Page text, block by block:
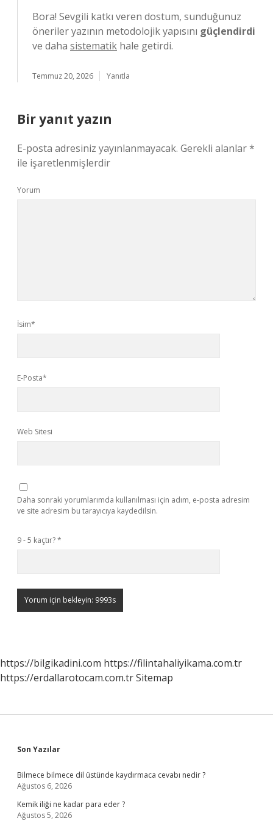
Bora! Sevgili katkı veren dostum, sunduğunuz
öneriler yazının metodolojik yapısını güçlendirdi
ve daha sistematik hale getirdi.
Temmuz 20, 2026 Yanıtla
Bir yanıt yazın
E-posta adresiniz yayınlanmayacak. Gerekli alanlar*
ile işaretlenmişlerdir
Yorum
İsim*
E-Posta*
Web Sitesi
Daha sonraki yorumlarımda kullanılması için adım, e-posta adresim
ve site adresim bu tarayıcıya kaydedilsin.
9 - 5 kaçtır?*
https://bilgikadini.com https://filintahaliyikama.com.tr
https://erdallarotocam.com.trSitemap
Sidebar
Son Yazılar
Bilmece bilmece dil üstünde kaydırmaca cevabı nedir ?
Ağustos 6, 2026
Kemik iliği ne kadar para eder ?
Ağustos 5, 2026